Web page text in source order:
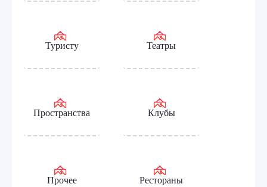
Туристу Театры
Пространства Клубы
Прочее Рестораны